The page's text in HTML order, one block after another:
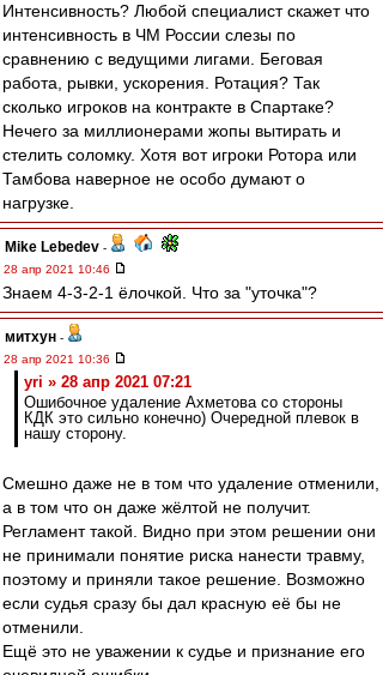
Интенсивность? Любой специалист скажет что
интенсивность в ЧМ России слезы по
сравнению с ведущими лигами. Беговая
работа, рывки, ускорения. Ротация? Так
сколько игроков на контракте в Спартаке?
Нечего за миллионерами жопы вытирать и
стелить соломку. Хотя вот игроки Ротора или
Тамбова наверное не особо думают о
нагрузке.
Mike Lebedev -
28 апр 2021 10:46
Знаем 4-3-2-1 ёлочкой. Что за "уточка"?
митхун -
28 апр 2021 10:36
yri » 28 апр 2021 07:21
Ошибочное удаление Ахметова со стороны
КДК это сильно конечно) Очередной плевок в
нашу сторону.
Смешно даже не в том что удаление отменили,
а в том что он даже жёлтой не получит.
Регламент такой. Видно при этом решении они
не принимали понятие риска нанести травму,
поэтому и приняли такое решение. Возможно
если судья сразу бы дал красную её бы не
отменили.
Ещё это не уважении к судье и признание его